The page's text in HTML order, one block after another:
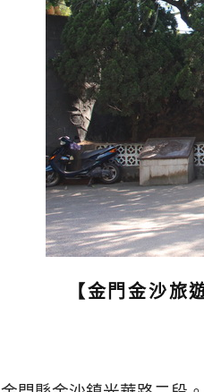
【金門金沙旅